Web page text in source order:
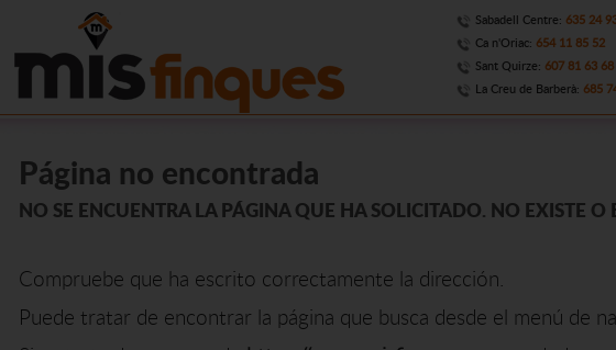
Sabadell Centre: 635 24
Ca n'Oriac: 654 11 85 52
Sant Quirze: 607 81 63 68
La Creu de Barberà: 685
Página no encontrada
NO SE ENCUENTRA LA PÁGINA QUE HA SOLICITADO. NO EXISTE
Compruebe que ha escrito correctamente la dirección.
Puede tratar de encontrar la página que busca desde el menú de